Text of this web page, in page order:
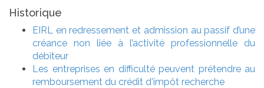
Historique
EIRL en redressement et admission au passif d’une
créance non liée à l’activité professionnelle du
débiteur
Les entreprises en difficulté peuvent prétendre au
remboursement du crédit d'impôt recherche